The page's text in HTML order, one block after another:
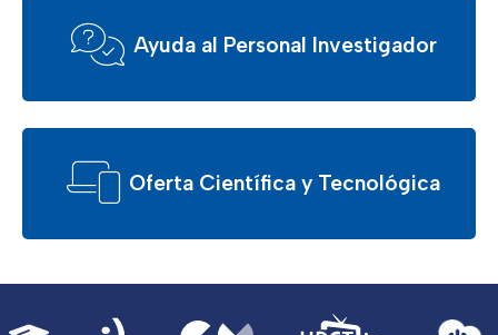
Ayuda al Personal Investigador
Oferta Científica y Tecnológica